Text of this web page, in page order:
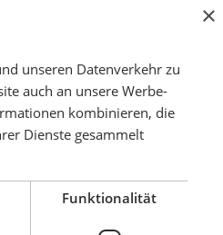
×
unseren Datenverkehr zu
auch an unsere Werbe-
kombinieren, die
Dienste gesammelt
Funktionalität